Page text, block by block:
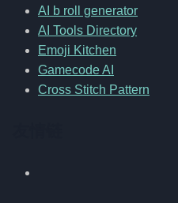
AI b roll generator
AI Tools Directory
Emoji Kitchen
Gamecode AI
Cross Stitch Pattern